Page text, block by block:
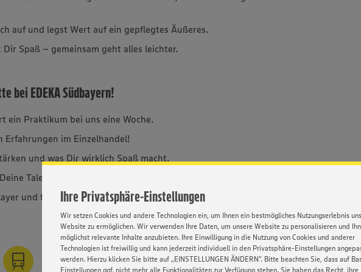
Ihre Privatsphäre-Einstellungen
Wir setzen Cookies und andere Technologien ein, um Ihnen ein bestmögliches Nutzungserlebnis
Website zu ermöglichen. Wir verwenden Ihre Daten, um unsere Website zu personalisieren und
möglichst relevante Inhalte anzubieten. Ihre Einwilligung in die Nutzung von Cookies und anderer
Technologien ist freiwillig und kann jederzeit individuell in den Privatsphäre-Einstellungen
werden. Hierzu klicken Sie bitte auf „EINSTELLUNGEN ÄNDERN”. Bitte beachten Sie, dass auf
Einstellungen ggf. nicht mehr alle Funktionalitäten zur Verfügung stehen. Sie haben das Recht, ihre
auf und legst Wert auf ein gepflegtes Äußeres.
Spaß – gemeinsam geht alles leichter.
bei EDEKA Südbayern!
ein Praktikum bei uns eine Woche.
Erfahrungen im Einzelhandel!
und was Dir wirklich Spaß macht.
Talente liegen.
und frag uns Löcher in den Bauch.